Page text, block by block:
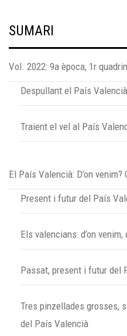
SUMARI
Vol. 2022: 9a època, 1r
Despullant el País Valencià
Traient el vel al País
El País Valencià: D’on venim?
Present i futur del País
Els valencians: d’on
Passat, present i futur del
Tres pinzellades grosses,
del País Valencià